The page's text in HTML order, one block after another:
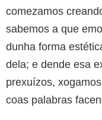
comezamos
sabemos a que
dunha forma
dela; e dende esa
prexuízos,
coas palabras